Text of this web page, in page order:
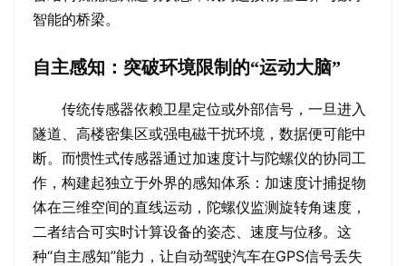
智能的桥梁。
自主感知：突破环境限制的“运动大脑”
传统传感器依赖卫星定位或外部信号，一旦进入
隧道、高楼密集区或强电磁干扰环境，数据便可能中
断。而惯性式传感器通过加速度计与陀螺仪的协同工
作，构建起独立于外界的感知体系：加速度计捕捉物
体在三维空间的直线运动，陀螺仪监测旋转角速度，
二者结合可实时计算设备的姿态、速度与位移。这
种“自主感知”能力，让自动驾驶汽车在GPS信号丢失